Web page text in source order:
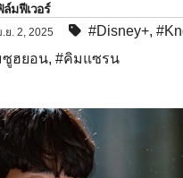
มฟีเวอร์
.ย. 2, 2025 #Disney+,
ฮยอน, #คิมแซรน